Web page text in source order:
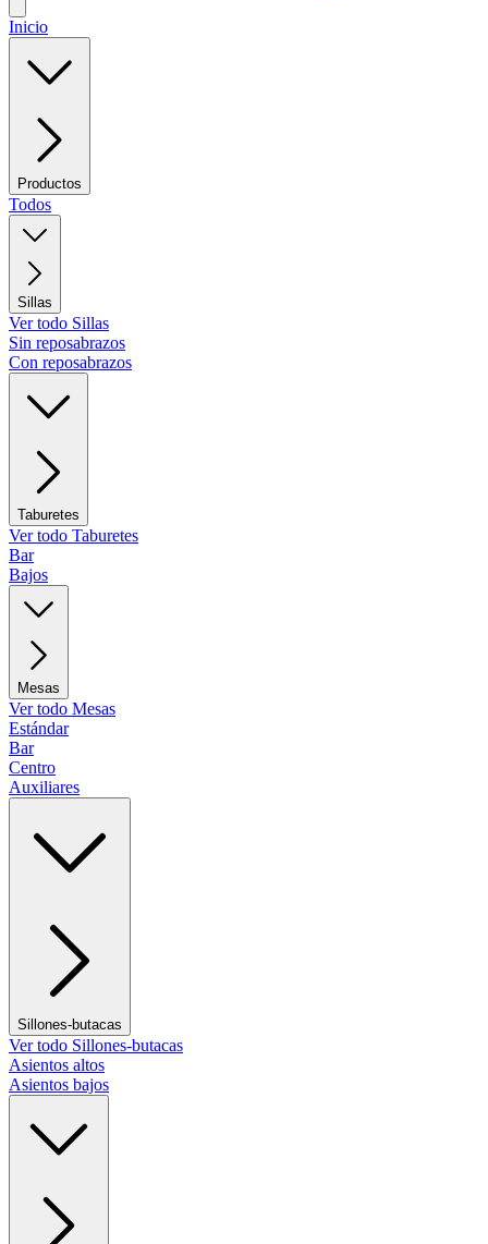
Inicio
Productos
Todos
Sillas
Ver todo Sillas
Sin reposabrazos
Con reposabrazos
Taburetes
Ver todo Taburetes
Bar
Bajos
Mesas
Ver todo Mesas
Estándar
Bar
Centro
Auxiliares
Sillones-butacas
Ver todo Sillones-butacas
Asientos altos
Asientos bajos